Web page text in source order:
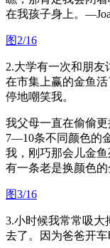
在我孩子身上。
图2/16
2.大学有一次和朋
在市集上赢的金鱼
停地嘲笑我。
我父母一直在偷偷
7—10条不同颜色的
我，刚巧那会儿金
有一条老是换颜色的
图3/16
3.小时候我常常吸大
去了。因为爸爸开